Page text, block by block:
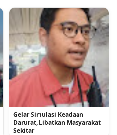
Gelar Simulasi Keadaan
Darurat, Libatkan Masyarakat
Sekitar